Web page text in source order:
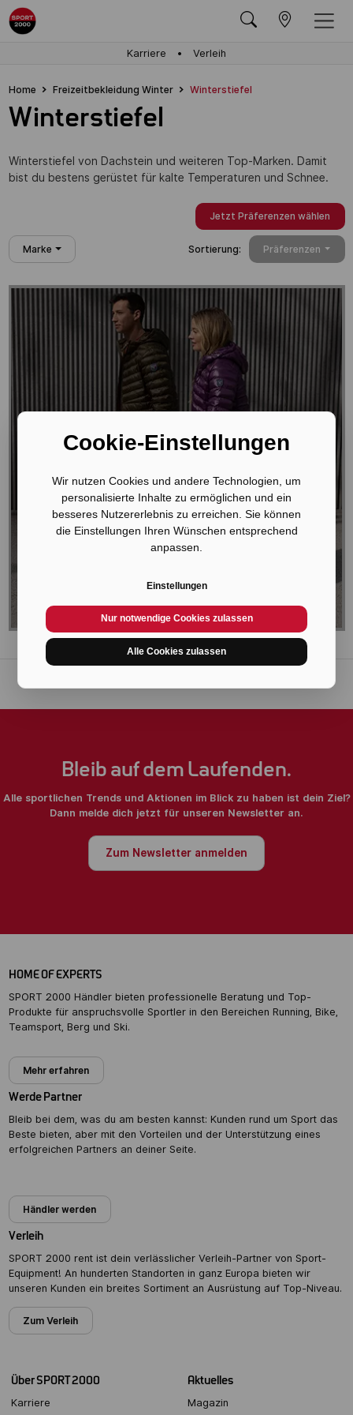
Cookie-Einstellungen
Wir nutzen Cookies und andere Technologien, um
personalisierte Inhalte zu ermöglichen und ein
besseres Nutzererlebnis zu erreichen. Sie können
die Einstellungen Ihren Wünschen entsprechend
anpassen.
Einstellungen
Nur notwendige Cookies zulassen
Alle Cookies zulassen
Karriere Verleih
Home Freizeitbekleidung Winter Winterstiefel
Winterstiefel
Winterstiefel von Dachstein und weiteren Top-Marken. Damit
bist du bestens gerüstet für kalte Temperaturen und Schnee.
Jetzt Präferenzen wählen
Marke Sortierung: Präferenzen
Dolomite Cinquantaquattro Winter
Kollektion
Warm und stylisch durch die kalte Jahreszeit!
Cinquantaquattro Dolomite ist ein unverwechselbarer Mix
Bleib auf dem Laufenden.
Alle sportlichen Trends und Aktionen im Blick zu haben ist dein Ziel?
Dann melde dich jetzt für unseren Newsletter an.
Zum Newsletter anmelden
HOME OF EXPERTS
SPORT 2000 Händler bieten professionelle Beratung und Top-
Produkte für anspruchsvolle Sportler in den Bereichen Running, Bike,
Teamsport, Berg und Ski.
Mehr erfahren
Werde Partner
Bleib bei dem, was du am besten kannst: Kunden rund um Sport das
Beste bieten, aber mit den Vorteilen und der Unterstützung eines
erfolgreichen Partners an deiner Seite.
Händler werden
Verleih
SPORT 2000 rent ist dein verlässlicher Verleih-Partner von Sport-
Equipment! An hunderten Standorten in ganz Europa bieten wir
unseren Kunden ein breites Sortiment an Ausrüstung auf Top-Niveau.
Zum Verleih
Über SPORT 2000
Karriere
Aktuelles
Magazin